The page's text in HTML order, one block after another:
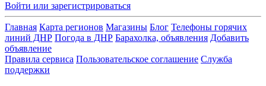
Войти или зарегистрироваться
Главная Карта регионов Магазины Блог Телефоны горячих
линий ДНР Погода в ДНР Барахолка, объявления Добавить
объявление
Правила сервиса Пользовательское соглашение Служба
поддержки